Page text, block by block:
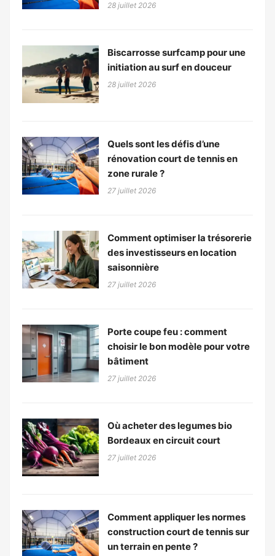
28 juillet 2026
Biscarrosse surfcamp pour une
initiation au surf en douceur
28 juillet 2026
Quels sont les défis d’une
rénovation court de tennis en
zone rurale ?
27 juillet 2026
Comment optimiser la trésorerie
des investisseurs en location
saisonnière
27 juillet 2026
Porte coupe feu : comment
choisir le bon modèle pour votre
bâtiment
27 juillet 2026
Où acheter des legumes bio
Bordeaux en circuit court
27 juillet 2026
Comment appliquer les normes
construction court de tennis sur
un terrain en pente ?